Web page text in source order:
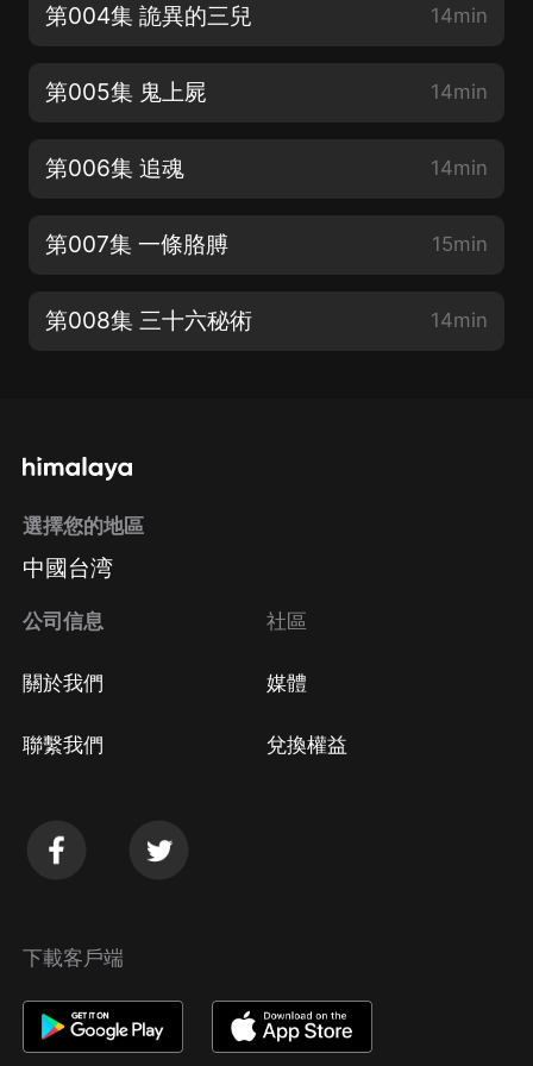
第004集 詭異的三兒 14min
第005集 鬼上屍 14min
第006集 追魂 14min
第007集 一條胳膊 15min
第008集 三十六秘術 14min
選擇您的地區
中國台湾
公司信息
關於我們
聯繫我們
社區
媒體
兌換權益
下載客戶端